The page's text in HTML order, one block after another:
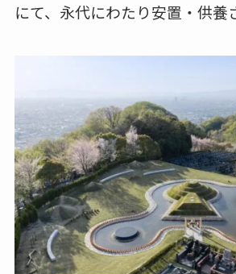
にて、永代にわたり安置・供養